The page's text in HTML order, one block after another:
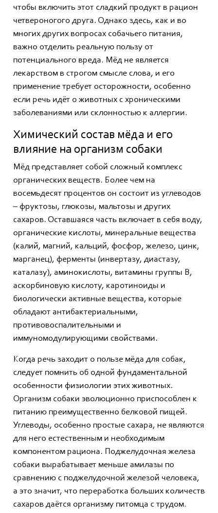
чтобы включить этот сладкий продукт в рацион
четвероногого друга. Однако здесь, как и во
многих других вопросах собачьего питания,
важно отделить реальную пользу от
потенциального вреда. Мёд не является
лекарством в строгом смысле слова, и его
применение требует осторожности, особенно
если речь идёт о животных с хроническими
заболеваниями или склонностью к аллергии.
Химический состав мёда и его
влияние на организм собаки
Мёд представляет собой сложный комплекс
органических веществ. Более чем на
восемьдесят процентов он состоит из углеводов
– фруктозы, глюкозы, мальтозы и других
сахаров. Оставшаяся часть включает в себя воду,
органические кислоты, минеральные вещества
(калий, магний, кальций, фосфор, железо, цинк,
марганец), ферменты (инвертазу, диастазу,
каталазу), аминокислоты, витамины группы В,
аскорбиновую кислоту, каротиноиды и
биологически активные вещества, которые
обладают антибактериальными,
противовоспалительными и
иммуномодулирующими свойствами.
Когда речь заходит о пользе мёда для собак,
следует помнить об одной фундаментальной
особенности физиологии этих животных.
Организм собаки эволюционно приспособлен к
питанию преимущественно белковой пищей.
Углеводы, особенно простые сахара, не являются
для него естественным и необходимым
компонентом рациона. Поджелудочная железа
собаки вырабатывает меньше амилазы по
сравнению с поджелудочной железой человека,
а это значит, что переработка больших количеств
сахаров даётся организму питомца с трудом.